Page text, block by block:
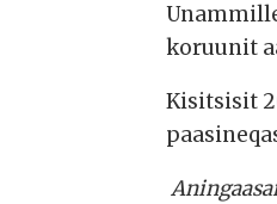
koruunit
Kisitsisit